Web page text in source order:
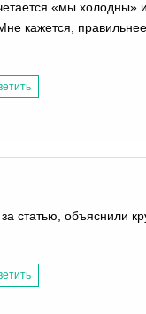
«мы холодны»
кажется,
статью, объяснили